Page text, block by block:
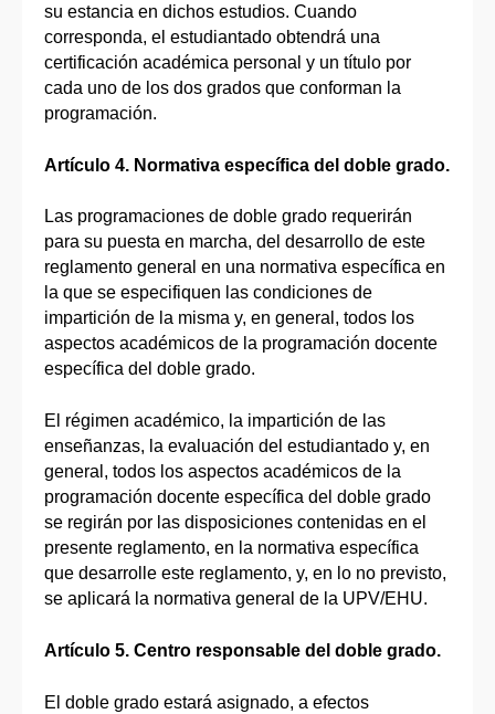
su estancia en dichos estudios. Cuando
corresponda, el estudiantado obtendrá una
certificación académica personal y un título por
cada uno de los dos grados que conforman la
programación.
Artículo 4. Normativa específica del doble grado.
Las programaciones de doble grado requerirán
para su puesta en marcha, del desarrollo de este
reglamento general en una normativa específica en
la que se especifiquen las condiciones de
impartición de la misma y, en general, todos los
aspectos académicos de la programación docente
específica del doble grado.
El régimen académico, la impartición de las
enseñanzas, la evaluación del estudiantado y, en
general, todos los aspectos académicos de la
programación docente específica del doble grado
se regirán por las disposiciones contenidas en el
presente reglamento, en la normativa específica
que desarrolle este reglamento, y, en lo no previsto,
se aplicará la normativa general de la UPV/EHU.
Artículo 5. Centro responsable del doble grado.
El doble grado estará asignado, a efectos